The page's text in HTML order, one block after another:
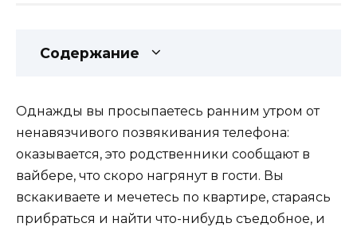
Содержание
Однажды вы просыпаетесь ранним утром от
ненавязчивого позвякивания телефона:
оказывается, это родственники сообщают в
вайбере, что скоро нагрянут в гости. Вы
вскакиваете и мечетесь по квартире, стараясь
прибраться и найти что-нибудь съедобное, и